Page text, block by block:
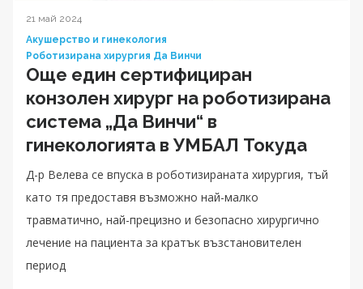
21 май 2024
Акушерство и гинекология
Роботизирана хирургия Да Винчи
Още един сертифициран
конзолен хирург на роботизирана
система „Да Винчи“ в
гинекологията в УМБАЛ Токуда
Д-р Велева се впуска в роботизираната хирургия, тъй
като тя предоставя възможно най-малко
травматично, най-прецизно и безопасно хирургично
лечение на пациента за кратък възстановителен
период